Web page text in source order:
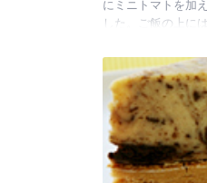
にミニトマトを加
した。ご飯の上に